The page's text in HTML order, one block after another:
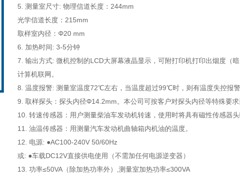
5. 测量室尺寸: 物理信道长度：244mm
光学信道长度：215mm
取样室内径：Φ20 mm
6. 加热时间: 3-5分钟
7. 输出方式: 微机控制的LCD大屏幕液晶显示，可附打印机打印出烟度（
计算机联网。
8. 温度报警: 测量室温度72℃左右，当温度超过99℃时，则有温度失控报
9. 取样探头：探头内径Φ14.2mm。本公司可按客户对探头内径等特殊要求
10. 转速传感器：用户测量柴油车发动机转速，使用时将具有磁性传感器头
11. 油温传感器：用测量汽车发动机曲轴箱内机油的温度。
12. 电源: ●AC100-240V 50/60Hz
或: ●车载DC12V直接供电使用（不需加任何电源逆变器）
13. 功率≤50VA（除加热功率外）,测量室加热功率≤300VA